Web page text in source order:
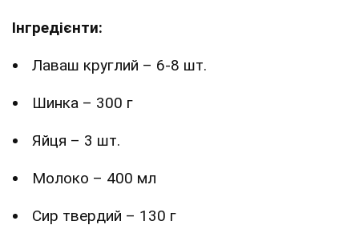
Інгредієнти:
Лаваш круглий – 6-8 шт.
Шинка – 300 г
Яйця – 3 шт.
Молоко – 400 мл
Сир твердий – 130 г